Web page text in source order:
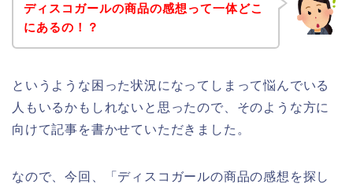
ディスコガールの商品の感想って一体どこ
にあるの！？
というような困った状況になってしまって悩んでいる
人もいるかもしれないと思ったので、そのような方に
向けて記事を書かせていただきました。
なので、今回、「ディスコガールの商品の感想を探し